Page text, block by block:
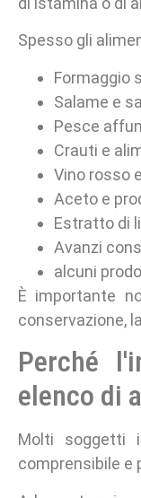
Spesso gli
Formaggio
Salame e
Pesce
Crauti e
Vino rosso
Aceto e
Estratto di
Avanzi
alcuni
È importante
conservazione,
Perché
elenco di
Molti soggetti
comprensibile e